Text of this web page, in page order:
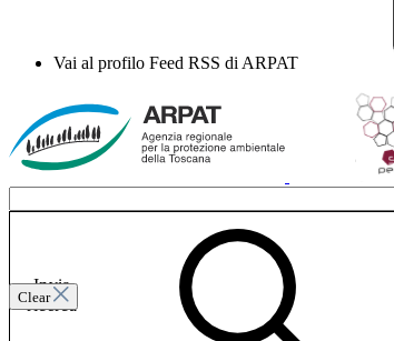
Vai al profilo Feed RSS di ARPAT
Clear
Invia
ricerca